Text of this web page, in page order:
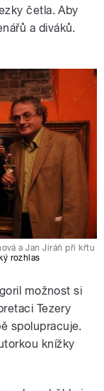
četla. Aby
a diváků.
a Jan Jiráň při křtu
rozhlas
možnost si
Tezery
spolupracuje.
knížky